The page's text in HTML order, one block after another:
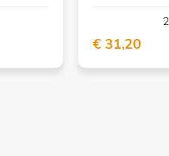
€ 31,20